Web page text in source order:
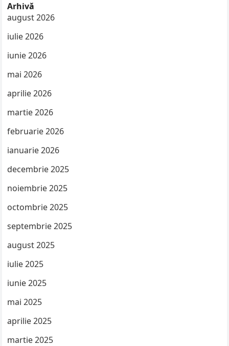
Arhivă
august 2026
iulie 2026
iunie 2026
mai 2026
aprilie 2026
martie 2026
februarie 2026
ianuarie 2026
decembrie 2025
noiembrie 2025
octombrie 2025
septembrie 2025
august 2025
iulie 2025
iunie 2025
mai 2025
aprilie 2025
martie 2025